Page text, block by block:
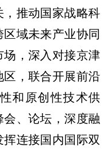
推动国家战略科
域未来产业协同
，深入对接京津
，联合开展前沿
和原创性技术供
、论坛，深度融
连接国内国际双